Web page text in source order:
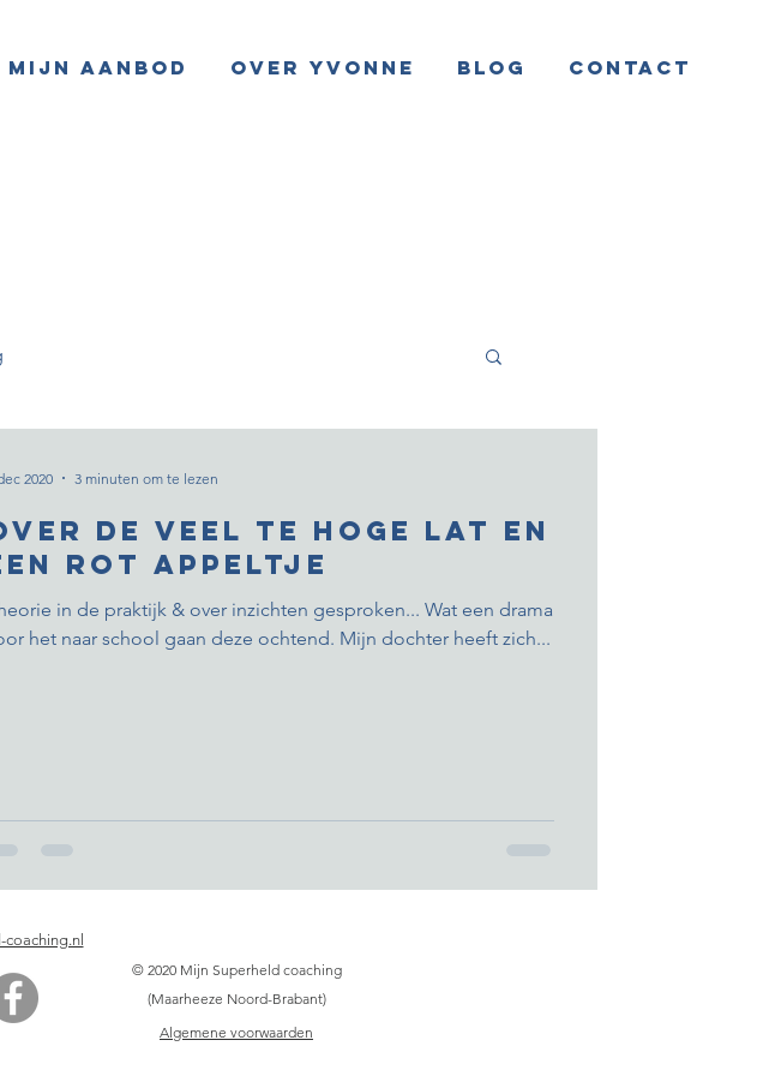
Mijn aanbod Over Yvonne Blog Contact
de veel te hoge lat en
rot appeltje
in de praktijk & over inzichten gesproken... Wat een drama
het naar school gaan deze ochtend. Mijn dochter heeft zich...
2020 3 minuten om te lezen
coaching.nl
© 2020 Mijn Superheld coaching
(Maarheeze Noord-Brabant)
Algemene voorwaarden